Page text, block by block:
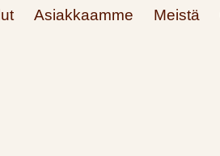
Asiakkaamme Meistä